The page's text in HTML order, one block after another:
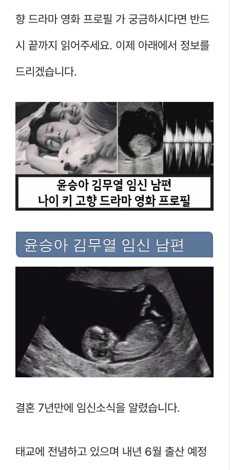
향 드라마 영화 프로필 가 궁금하시다면 반드
시 끝까지 읽어주세요. 이제 아래에서 정보를
드리겠습니다.
윤승아 김무열 임신 남편
결혼 7년만에 임신소식을 알렸습니다.
태교에 전념하고 있으며 내년 6월 출산 예정